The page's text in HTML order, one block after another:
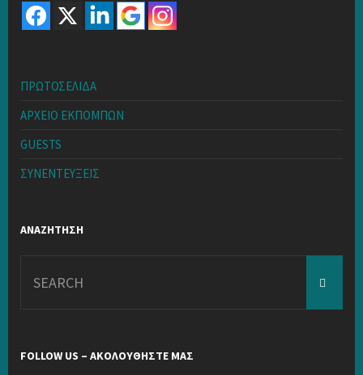
ΠΡΩΤΟΣΕΛΙΔΑ
ΑΡΧΕΙΟ ΕΚΠΟΜΠΩΝ
GUESTS
ΣΥΝΕΝΤΕΥΞΕΙΣ
ΑΝΑΖΗΤΗΣΗ
for:
FOLLOW US – ΑΚΟΛΟΥΘΗΣΤΕ ΜΑΣ